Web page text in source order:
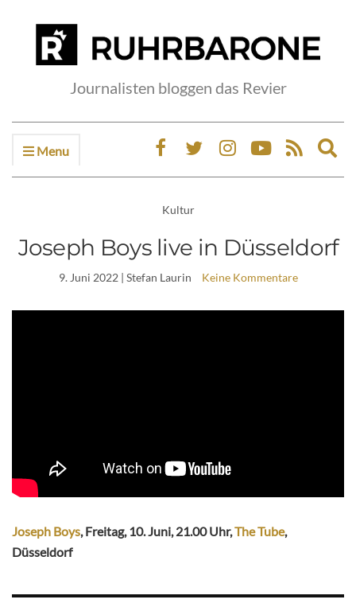
Journalisten bloggen das Revier
Menu
Kultur
Joseph Boys live in Düsseldorf
9. Juni 2022| Stefan Laurin Keine Kommentare
Joseph Boys, Freitag, 10. Juni, 21.00 Uhr,The Tube,
Düsseldorf